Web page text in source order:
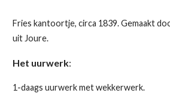
Fries kantoortje, circa 1839. Gemaakt
uit Joure.
Het uurwerk:
1-daags uurwerk met wekkerwerk.